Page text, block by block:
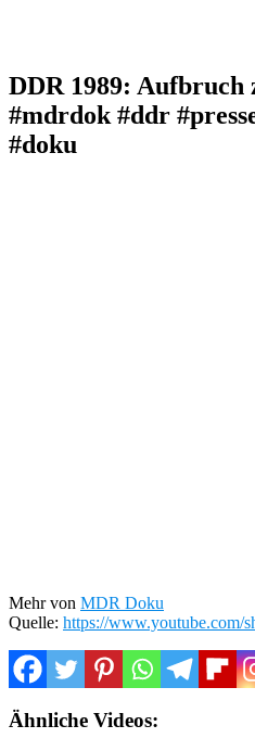
DDR 1989: Aufbruch
#mdrdok #ddr
#doku
Mehr von MDR Doku
Quelle: https://www.youtube.com/
Ähnliche Videos: